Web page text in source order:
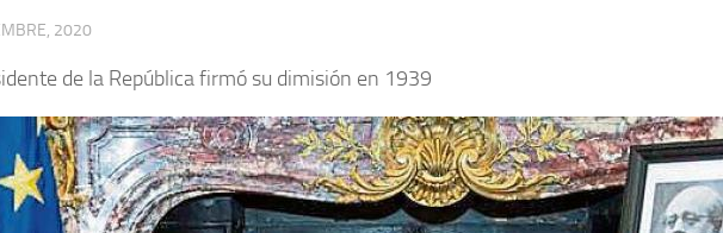
2020
de la República firmó su dimisión en 1939